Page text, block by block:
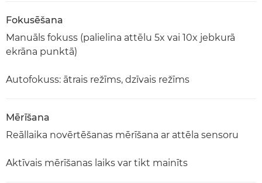
Fokusēšana
Manuāls fokuss (palielina attēlu 5x vai 10x jebkurā
ekrāna punktā)
Autofokuss: ātrais režīms, dzīvais režīms
Mērīšana
Reāllaika novērtēšanas mērīšana ar attēla sensoru
Aktīvais mērīšanas laiks var tikt mainīts